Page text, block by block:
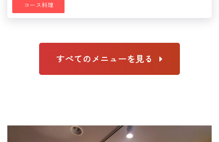
コース料理
すべてのメニューを見る